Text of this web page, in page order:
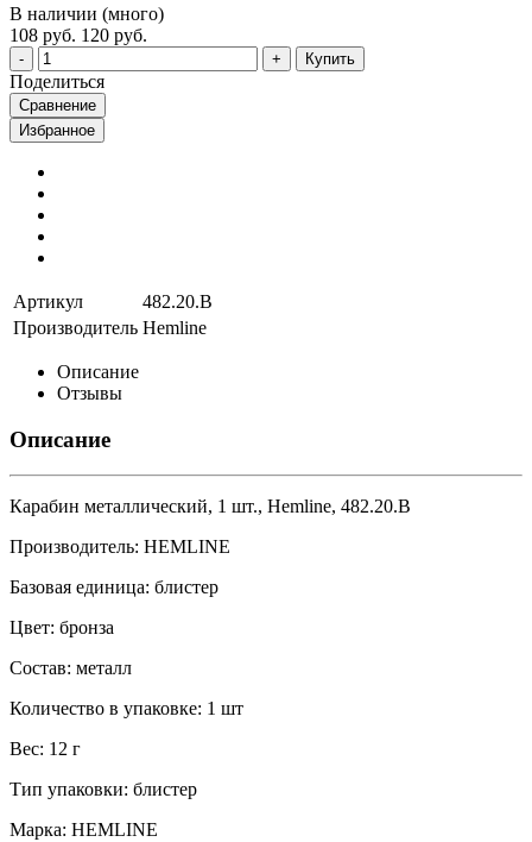
В наличии (много)
108 руб. 120 руб.
Купить
Поделиться
Сравнение
Избранное
Артикул
482.20.B
Производитель Hemline
Описание
Отзывы
Описание
Карабин металлический, 1 шт., Hemline, 482.20.B
Производитель: HEMLINE
Базовая единица: блистер
Цвет: бронза
Состав: металл
Количество в упаковке: 1 шт
Вес: 12 г
Тип упаковки: блистер
Марка: HEMLINE